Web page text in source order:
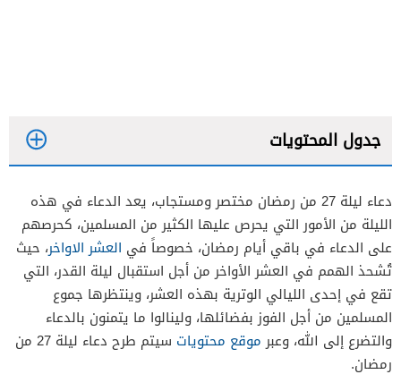
جدول المحتويات
دعاء ليلة 27 من رمضان مختصر ومستجاب، يعد الدعاء في هذه
الليلة من الأمور التي يحرص عليها الكثير من المسلمين، كحرصهم
على الدعاء في باقي أيام رمضان، خصوصاً في العشر الاواخر، حيث
تُشحذ الهمم في العشر الأواخر من أجل استقبال ليلة القدر، التي
تقع في إحدى الليالي الوترية بهذه العشر، وينتظرها جموع
المسلمين من أجل الفوز بفضائلها، ولينالوا ما يتمنون بالدعاء
والتضرع إلى الله، وعبرموقع محتويات
سيتم طرح دعاء ليلة 27 من
رمضان.